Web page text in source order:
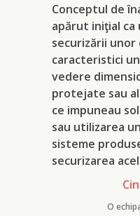
Conceptul de
apărut iniţial ca
securizării
caracteristici
vedere
protejate sau
ce impuneau
sau utilizarea
sisteme
securizarea
O